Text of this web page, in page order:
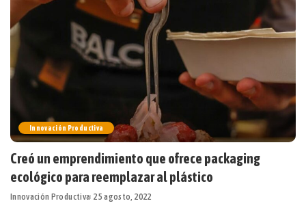
Innovación Productiva
Creó un emprendimiento que ofrece packaging
ecológico para reemplazar al plástico
Innovación Productiva 25 agosto, 2022